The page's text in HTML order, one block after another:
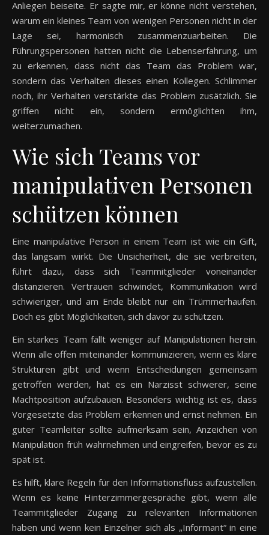
Anliegen beiseite. Er sagte mir, er könne nicht verstehen,
warum ein kleines Team von wenigen Personen nicht in der
Lage sei, harmonisch zusammenzuarbeiten. Die
Führungspersonen hatten nicht die Lebenserfahrung, um
zu erkennen, dass nicht das Team das Problem war,
sondern das Verhalten dieses einen Kollegen. Schlimmer
noch, ihr Verhalten verstärkte das Problem zusätzlich. Sie
griffen nicht ein, sondern ermöglichten ihm,
weiterzumachen.
Wie sich Teams vor
manipulativen Personen
schützen können
Eine manipulative Person in einem Team ist wie ein Gift,
das langsam wirkt. Die Unsicherheit, die sie verbreiten,
führt dazu, dass sich Teammitglieder voneinander
distanzieren. Vertrauen schwindet, Kommunikation wird
schwieriger, und am Ende bleibt nur ein Trümmerhaufen.
Doch es gibt Möglichkeiten, sich davor zu schützen.
Ein starkes Team fällt weniger auf Manipulationen herein.
Wenn alle offen miteinander kommunizieren, wenn es klare
Strukturen gibt und wenn Entscheidungen gemeinsam
getroffen werden, hat es ein Narzisst schwerer, seine
Machtposition aufzubauen. Besonders wichtig ist es, dass
Vorgesetzte das Problem erkennen und ernst nehmen. Ein
guter Teamleiter sollte aufmerksam sein, Anzeichen von
Manipulation früh wahrnehmen und eingreifen, bevor es zu
spät ist.
Es hilft, klare Regeln für den Informationsfluss aufzustellen.
Wenn es keine Hinterzimmergespräche gibt, wenn alle
Teammitglieder Zugang zu relevanten Informationen
haben und wenn kein Einzelner sich als „Informant“ in eine